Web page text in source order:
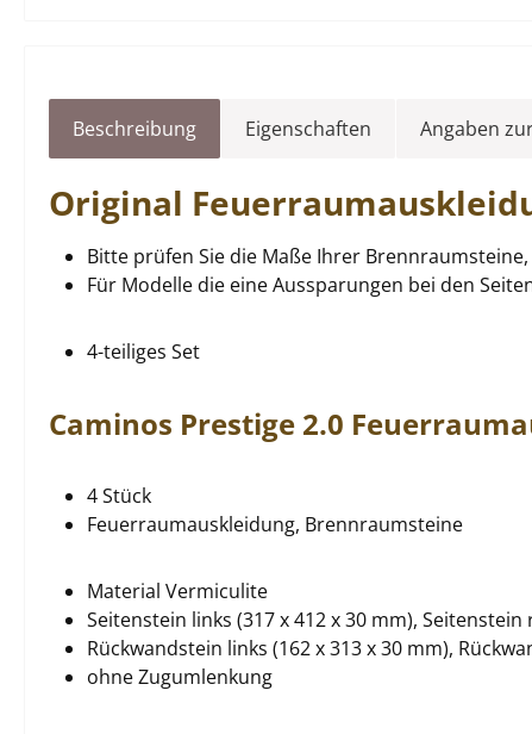
Beschreibung Eigenschaften Angaben
Original
Bitte prüfen Sie die Maße Ihrer
Für Modelle die eine Aussparungen bei den
4-teiliges Set
Caminos Prestige 2.0
4 Stück
Feuerraumauskleidung, Brennraumsteine
Material Vermiculite
Seitenstein links (317 x 412 x 30 mm), Seitenstein
Rückwandstein links (162 x 313 x 30 mm),
ohne Zugumlenkung